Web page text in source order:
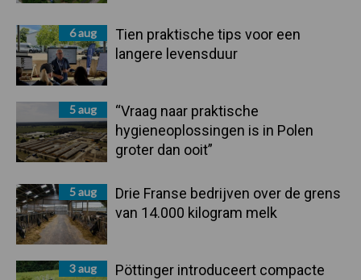
6 aug
Tien praktische tips voor een
langere levensduur
5 aug
“Vraag naar praktische
hygieneoplossingen is in Polen
groter dan ooit”
5 aug
Drie Franse bedrijven over de grens
van 14.000 kilogram melk
3 aug
Pöttinger introduceert compacte